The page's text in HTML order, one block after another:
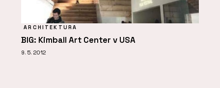
ARCHITEKTURA
BIG: Kimball Art Center v USA
9. 5. 2012